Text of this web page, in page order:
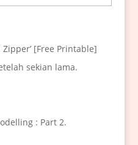
[Free Printable]
sekian lama.
: Part 2.